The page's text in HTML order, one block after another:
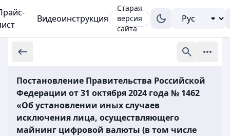
Видеоинструкция
Старая
версия
сайта
Постановление Правительства Российской
Федерации от 31 октября 2024 года № 1462
«Об установлении иных случаев
исключения лица, осуществляющего
майнинг цифровой валюты (в том числе